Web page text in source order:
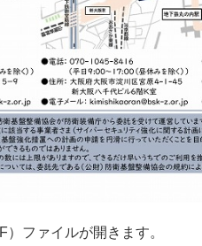
ファイルが開きます。